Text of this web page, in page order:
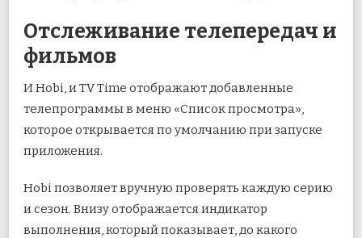
Отслеживание телепередач и
фильмов
И Hobi, и TV Time отображают добавленные
телепрограммы в меню «Список просмотра»,
которое открывается по умолчанию при запуске
приложения.
Hobi позволяет вручную проверять каждую серию
и сезон. Внизу отображается индикатор
выполнения, который показывает, до какого